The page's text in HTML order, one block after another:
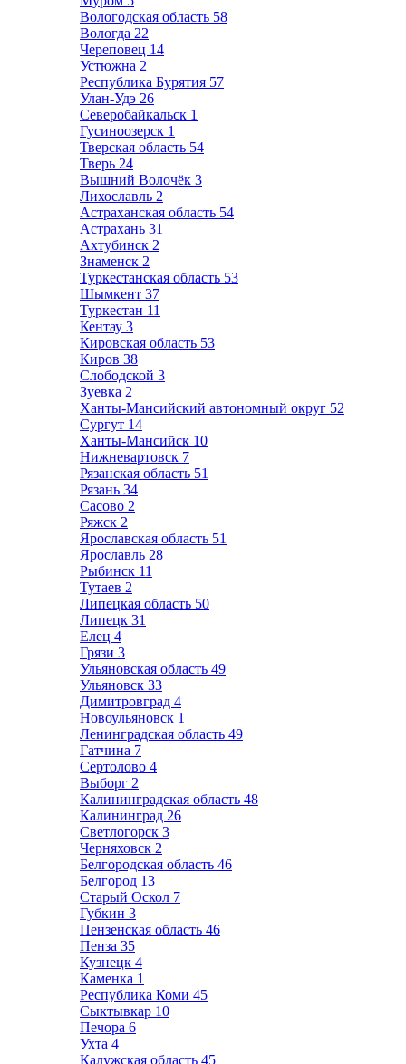
Вологодская область 58
Вологда 22
Череповец 14
Устюжна 2
Республика Бурятия 57
Улан-Удэ 26
Северобайкальск 1
Гусиноозерск 1
Тверская область 54
Тверь 24
Вышний Волочёк 3
Лихославль 2
Астраханская область 54
Астрахань 31
Ахтубинск 2
Знаменск 2
Туркестанская область 53
Шымкент 37
Туркестан 11
Кентау 3
Кировская область 53
Киров 38
Слободской 3
Зуевка 2
Ханты-Мансийский автономный округ 52
Сургут 14
Ханты-Мансийск 10
Нижневартовск 7
Рязанская область 51
Рязань 34
Сасово 2
Ряжск 2
Ярославская область 51
Ярославль 28
Рыбинск 11
Тутаев 2
Липецкая область 50
Липецк 31
Елец 4
Грязи 3
Ульяновская область 49
Ульяновск 33
Димитровград 4
Новоульяновск 1
Ленинградская область 49
Гатчина 7
Сертолово 4
Выборг 2
Калининградская область 48
Калининград 26
Светлогорск 3
Черняховск 2
Белгородская область 46
Белгород 13
Старый Оскол 7
Губкин 3
Пензенская область 46
Пенза 35
Кузнецк 4
Каменка 1
Республика Коми 45
Сыктывкар 10
Печора 6
Ухта 4
Калужская область 45